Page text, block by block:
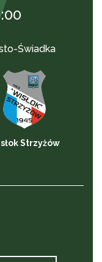
Świadka
Strzyżów